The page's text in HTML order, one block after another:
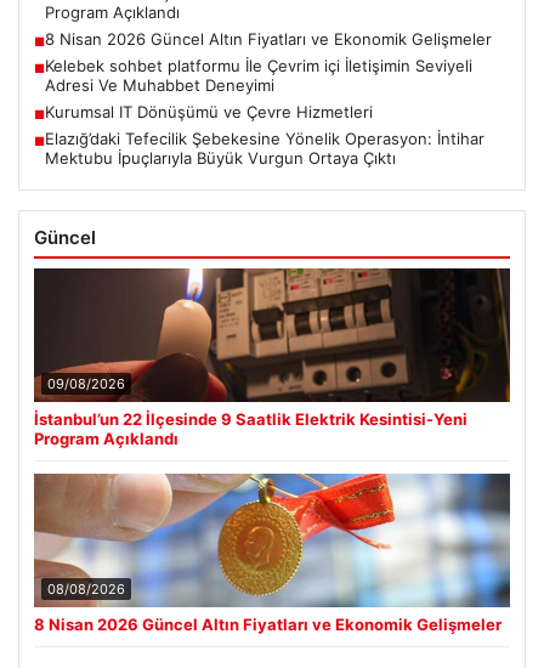
Program Açıklandı
■8 Nisan 2026 Güncel Altın Fiyatları ve Ekonomik Gelişmeler
■Kelebek sohbet platformu İle Çevrim içi İletişimin Seviyeli
Adresi Ve Muhabbet Deneyimi
■Kurumsal IT Dönüşümü ve Çevre Hizmetleri
■Elazığ’daki Tefecilik Şebekesine Yönelik Operasyon: İntihar
Mektubu İpuçlarıyla Büyük Vurgun Ortaya Çıktı
Güncel
09/08/2026
İstanbul’un 22 İlçesinde 9 Saatlik Elektrik Kesintisi-Yeni
Program Açıklandı
08/08/2026
8 Nisan 2026 Güncel Altın Fiyatları ve Ekonomik Gelişmeler